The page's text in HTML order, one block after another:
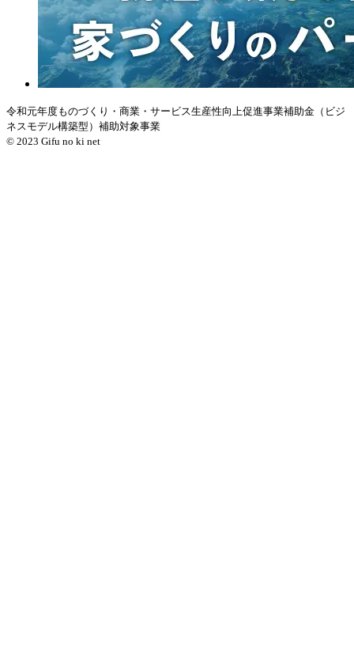
令和元年度ものづくり・商業・サービス生産性向上促進事業補助金（ビジ
ネスモデル構築型）補助対象事業
© 2023 Gifu no ki net